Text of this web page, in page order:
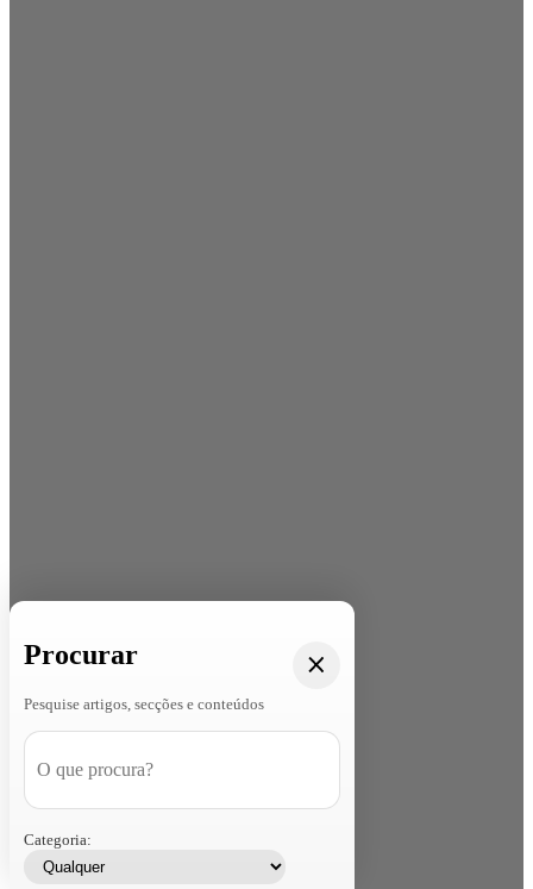
Procurar
Pesquise artigos, secções e conteúdos
Categoria: